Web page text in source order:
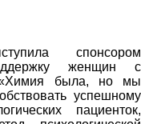
спонсором
женщин с
«Химия была, но мы
успешному
пациенток,